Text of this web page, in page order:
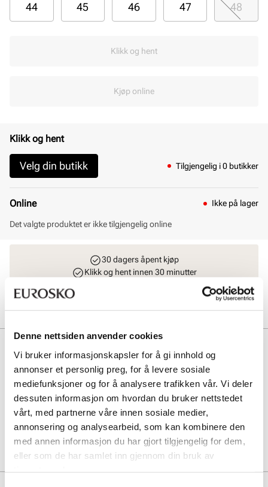
Denne nettsiden anvender cookies
Vi bruker informasjonskapsler for å gi innhold og
annonser et personlig preg, for å levere sosiale
mediefunksjoner og for å analysere trafikken vår. Vi deler
dessuten informasjon om hvordan du bruker nettstedet
vårt, med partnerne våre innen sosiale medier,
annonsering og analysearbeid, som kan kombinere den
med annen informasjon du har gjort tilgjengelig for dem,
eller som de har samlet inn gjennom din bruk av
44 45 46 47 48
Klikk og hent
Kjøp online
Klikk og hent
Velg din butikk Tilgjengelig i 0 butikker
Online Ikke på lager
Det valgte produktet er ikke tilgjengelig online
30 dagers åpent kjøp
Klikk og hent innen 30 minutter
Ecco Rugged Track er designet med oljet nubuck, som gir et stilig og
holdbart ytre. Modellen utformet med tekstilfôr og uttakbar innersåle
gir mykhet og pusteevne. Dette er en lett, fleksibel og komfortabel
modell som passer perfekt som arbeids- og fritidssko. Farge: Black
Art. nr
02147409